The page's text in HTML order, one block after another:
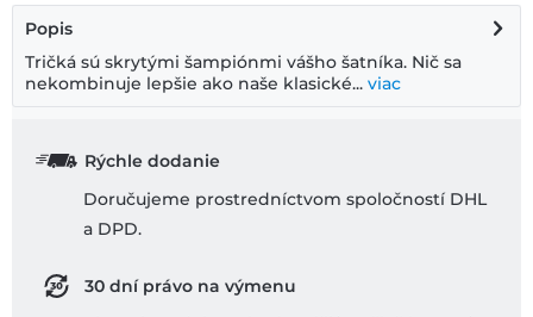
Popis
Tričká sú skrytými šampiónmi vášho šatníka. Nič sa
nekombinuje lepšie ako naše klasické... viac
Rýchle dodanie
Doručujeme prostredníctvom spoločností DHL
a DPD.
30 dní právo na výmenu